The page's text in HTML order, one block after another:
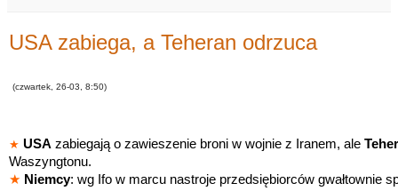
USA zabiega, a Teheran odrzuca
(czwartek, 26-03, 8:50)
★ USA zabiegają o zawieszenie broni w wojnie z Iranem, ale
Waszyngtonu.
★ Niemcy: wg Ifo w marcu nastroje przedsiębiorców gwałtownie